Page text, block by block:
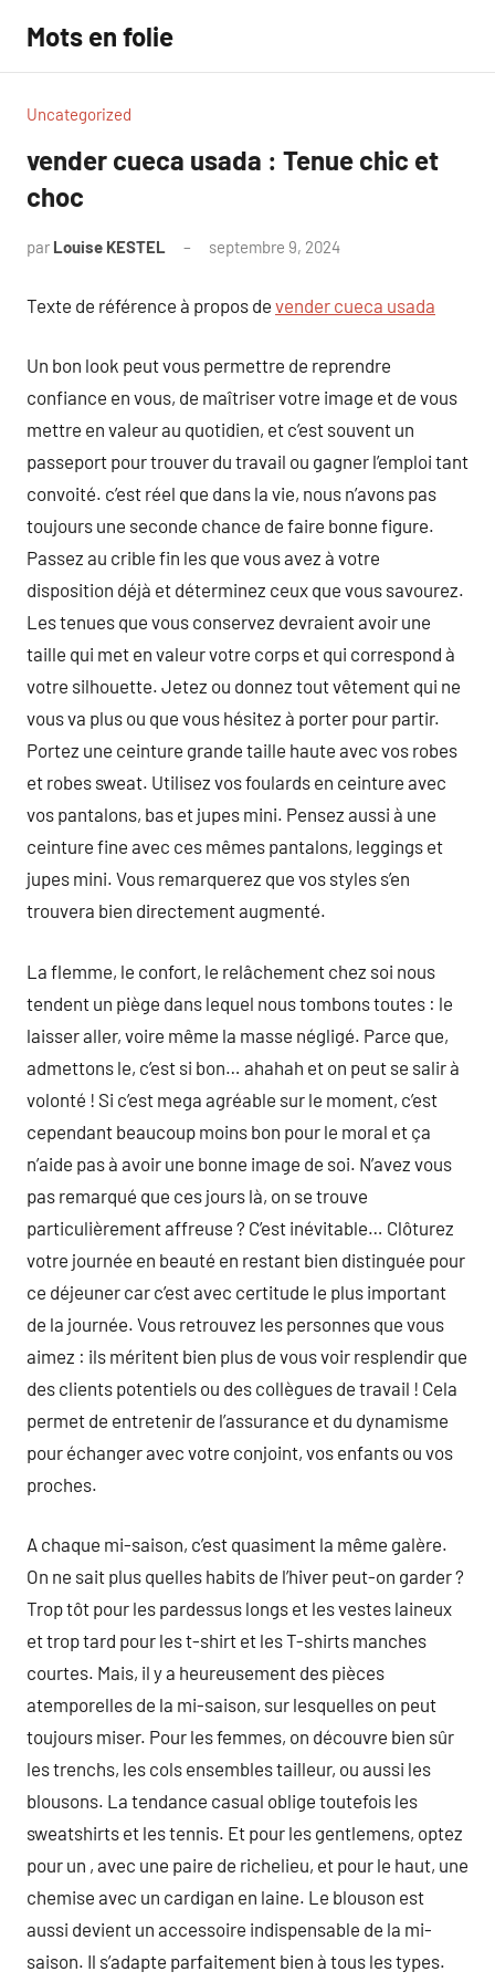
contenu
Mots en folie
Uncategorized
vender cueca usada : Tenue chic et
choc
par Louise KESTEL septembre 9, 2024
Texte de référence à propos de vender cueca usada
Un bon look peut vous permettre de reprendre
confiance en vous, de maîtriser votre image et de vous
mettre en valeur au quotidien, et c’est souvent un
passeport pour trouver du travail ou gagner l’emploi tant
convoité. c’est réel que dans la vie, nous n’avons pas
toujours une seconde chance de faire bonne figure.
Passez au crible fin les que vous avez à votre
disposition déjà et déterminez ceux que vous savourez.
Les tenues que vous conservez devraient avoir une
taille qui met en valeur votre corps et qui correspond à
votre silhouette. Jetez ou donnez tout vêtement qui ne
vous va plus ou que vous hésitez à porter pour partir.
Portez une ceinture grande taille haute avec vos robes
et robes sweat. Utilisez vos foulards en ceinture avec
vos pantalons, bas et jupes mini. Pensez aussi à une
ceinture fine avec ces mêmes pantalons, leggings et
jupes mini. Vous remarquerez que vos styles s’en
trouvera bien directement augmenté.
La flemme, le confort, le relâchement chez soi nous
tendent un piège dans lequel nous tombons toutes : le
laisser aller, voire même la masse négligé. Parce que,
admettons le, c’est si bon… ahahah et on peut se salir à
volonté ! Si c’est mega agréable sur le moment, c’est
cependant beaucoup moins bon pour le moral et ça
n’aide pas à avoir une bonne image de soi. N’avez vous
pas remarqué que ces jours là, on se trouve
particulièrement affreuse ? C’est inévitable… Clôturez
votre journée en beauté en restant bien distinguée pour
ce déjeuner car c’est avec certitude le plus important
de la journée. Vous retrouvez les personnes que vous
aimez : ils méritent bien plus de vous voir resplendir que
des clients potentiels ou des collègues de travail ! Cela
permet de entretenir de l’assurance et du dynamisme
pour échanger avec votre conjoint, vos enfants ou vos
proches.
A chaque mi-saison, c’est quasiment la même galère.
On ne sait plus quelles habits de l’hiver peut-on garder ?
Trop tôt pour les pardessus longs et les vestes laineux
et trop tard pour les t-shirt et les T-shirts manches
courtes. Mais, il y a heureusement des pièces
atemporelles de la mi-saison, sur lesquelles on peut
toujours miser. Pour les femmes, on découvre bien sûr
les trenchs, les cols ensembles tailleur, ou aussi les
blousons. La tendance casual oblige toutefois les
sweatshirts et les tennis. Et pour les gentlemens, optez
pour un , avec une paire de richelieu, et pour le haut, une
chemise avec un cardigan en laine. Le blouson est
aussi devient un accessoire indispensable de la mi-
saison. Il s’adapte parfaitement bien à tous les types.